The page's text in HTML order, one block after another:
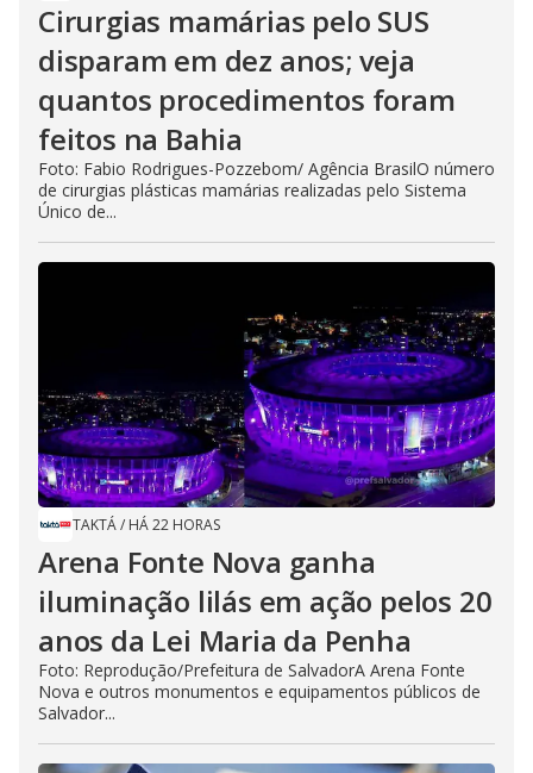
Cirurgias mamárias pelo SUS
disparam em dez anos; veja
quantos procedimentos foram
feitos na Bahia
Foto: Fabio Rodrigues-Pozzebom/ Agência BrasilO número
de cirurgias plásticas mamárias realizadas pelo Sistema
Único de...
TAKTÁ/ HÁ 22 HORAS
Arena Fonte Nova ganha
iluminação lilás em ação pelos 20
anos da Lei Maria da Penha
Foto: Reprodução/Prefeitura de SalvadorA Arena Fonte
Nova e outros monumentos e equipamentos públicos de
Salvador...